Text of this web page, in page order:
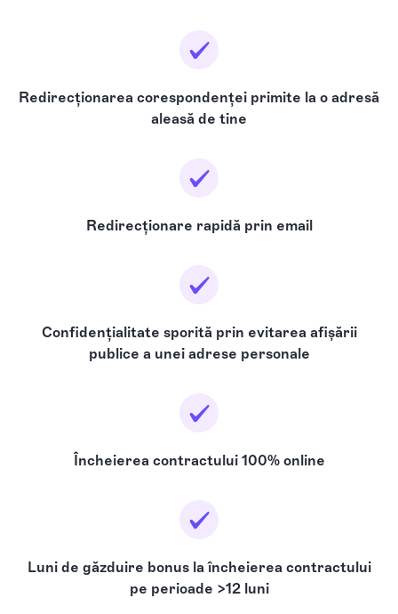
Redirecționarea corespondenței primite la o adresă
aleasă de tine
Redirecționare rapidă prin email
Confidențialitate sporită prin evitarea afișării
publice a unei adrese personale
Încheierea contractului 100% online
Luni de găzduire bonus la încheierea contractului
pe perioade >12 luni